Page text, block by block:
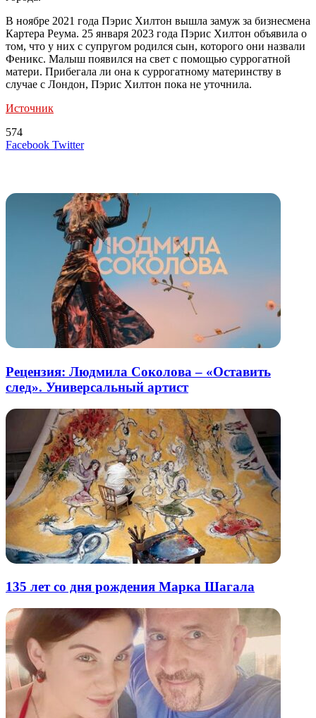
В ноябре 2021 года Пэрис Хилтон вышла замуж за бизнесмена
Картера Реума. 25 января 2023 года Пэрис Хилтон объявила о
том, что у них с супругом родился сын, которого они назвали
Феникс. Малыш появился на свет с помощью суррогатной
матери. Прибегала ли она к суррогатному материнству в
случае с Лондон, Пэрис Хилтон пока не уточнила.
Источник
574
Facebook TwitterLinkedIn
Tumblr
Reddit
Вконтакте
Одноклассники
Skype
Messenger
Messenger
WhatsApp
Telegram
Viber
Line
Поделиться
Печатать
Рецензия: Людмила Соколова – «Оставить
след». Универсальный артист
135 лет со дня рождения Марка Шагала